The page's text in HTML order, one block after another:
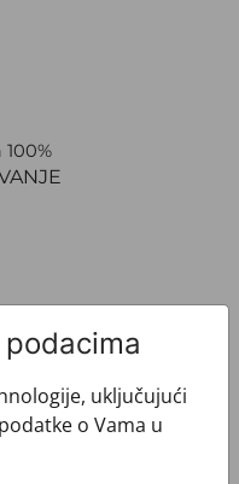
ovo
uključujući
o Vama u